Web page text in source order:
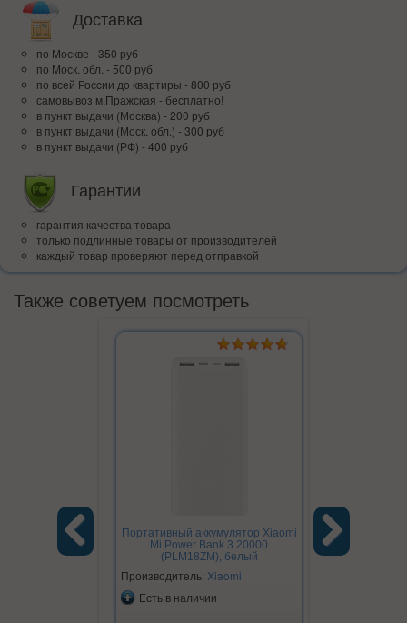
Доставка
по Москве - 350 руб
по Моск. обл. - 500 руб
по всей Росcии до квартиры - 800 руб
самовывоз м.Пражская - бесплатно!
в пункт выдачи (Москва) - 200 руб
в пункт выдачи (Моск. обл.) - 300 руб
в пункт выдачи (РФ) - 400 руб
Гарантии
гарантия качества товара
только подлинные товары от производителей
каждый товар проверяют перед отправкой
Также советуем посмотреть
Портативный аккумулятор Xiaomi
Mi Power Bank 3 20000
(PLM18ZM), белый
Производитель: Xiaomi
Есть в наличии
Умный